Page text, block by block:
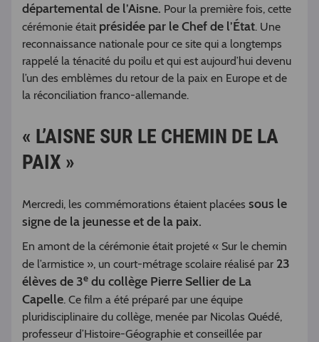
départemental de l’Aisne. Pour la première fois, cette
cérémonie était présidée par le Chef de l’État. Une
reconnaissance nationale pour ce site qui a longtemps
rappelé la ténacité du poilu et qui est aujourd’hui devenu
l’un des emblèmes du retour de la paix en Europe et de
la réconciliation franco-allemande.
« L’AISNE SUR LE CHEMIN DE LA
PAIX »
Mercredi, les commémorations étaient placées sous le
signe de la jeunesse et de la paix.
En amont de la cérémonie était projeté « Sur le chemin
de l’armistice », un court-métrage scolaire réalisé par 23
élèves de 3e du collège Pierre Sellier de La
Capelle. Ce film a été préparé par une équipe
pluridisciplinaire du collège, menée par Nicolas Quédé,
professeur d’Histoire-Géographie et conseillée par